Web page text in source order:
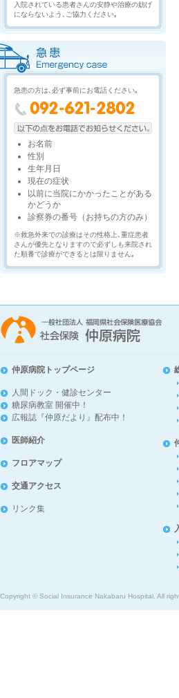
入院されている患者さんの安静や治療の妨げ
にならないよう､ご協力ください｡
急患の方は､必ず事前にお電話ください｡
お名前
性別
生年月日
現在の症状
以前に当院にかかったことがある
かどうか
診察券の番号（お持ちの方のみ）
※救急外来での診療はその性格上､重症患者
さんが優先となりますので必ずしも来院され
た順番で診療ができるとは限りません｡
仲原病院トップページ
人間ドック・健診センター
糖尿病教室 開催中！
広報誌『仲原だより』配布中！
医師紹介
フロアマップ
交通アクセス
リンク集
Copyright © Social Insurance Nakabaru Hospital. All